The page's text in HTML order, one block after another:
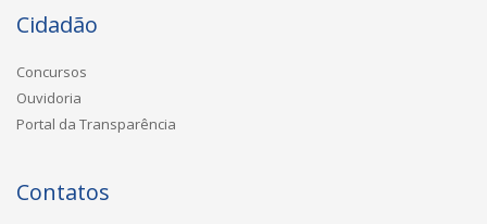
Cidadão
Concursos
Ouvidoria
Portal da Transparência
Contatos